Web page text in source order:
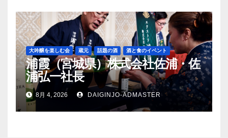
大吟醸を楽しむ会 蔵元 話題の酒 酒と食のイベント
浦霞（宮城県）株式会社佐浦・佐
浦弘一社長
8月 4, 2026 DAIGINJO-ADMASTER